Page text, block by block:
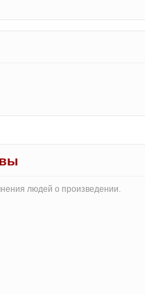
людей о произведении.